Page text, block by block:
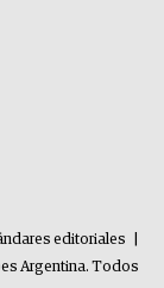
editoriales
Argentina. Todos